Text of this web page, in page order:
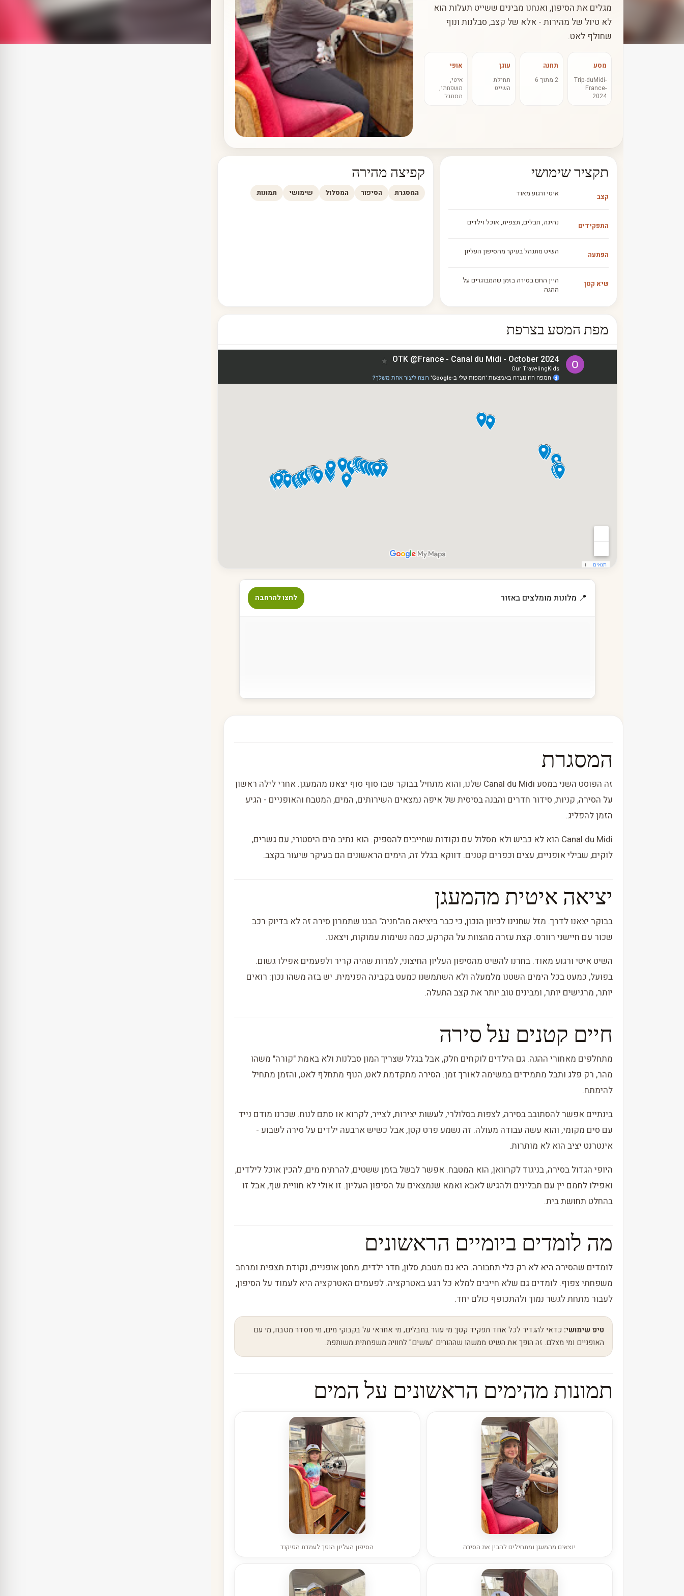
מגלים את הסיפון, ואנחנו מבינים ששייט תעלות הוא
לא טיול של מהירות - אלא של קצב, סבלנות ונוף
שחולף לאט.
מסע
Trip-duMidi-
France-
2024
תחנה
2 מתוך 6
עוגן
תחילת
השייט
אופי
איטי,
משפחתי,
מסתגל
תקציר שימושי
קצב איטי ורגוע מאוד
התפקידים נהיגה, חבלים, תצפית, אוכל וילדים
הפתעה השיט מתנהל בעיקר מהסיפון העליון
שיא קטן
היין החם בסירה בזמן שהמבוגרים על
ההגה
קפיצה מהירה
המסגרת הסיפור המסלול שימושי תמונות
מפת המסע בצרפת
📍 מלונות מומלצים באזור לחצו להרחבה
המסגרת
זה הפוסט השני במסע Canal du Midi שלנו, והוא מתחיל בבוקר שבו סוף סוף יצאנו מהמעגן. אחרי לילה ראשון
על הסירה, קניות, סידור חדרים והבנה בסיסית של איפה נמצאים השירותים, המים, המטבח והאופניים - הגיע
הזמן להפליג.
Canal du Midi הוא לא כביש ולא מסלול עם נקודות שחייבים להספיק. הוא נתיב מים היסטורי, עם גשרים,
לוקים, שבילי אופניים, עצים וכפרים קטנים. דווקא בגלל זה, הימים הראשונים הם בעיקר שיעור בקצב.
יציאה איטית מהמעגן
בבוקר יצאנו לדרך. מזל שחנינו לכיוון הנכון, כי כבר ביציאה מה"חניה" הבנו שתמרון סירה זה לא בדיוק רכב
שכור עם חיישני רוורס. קצת עזרה מהצוות על הקרקע, כמה נשימות עמוקות, ויצאנו.
השיט איטי ורגוע מאוד. בחרנו להשיט מהסיפון העליון החיצוני, למרות שהיה קריר ולפעמים אפילו גשום.
בפועל, כמעט בכל הימים השטנו מלמעלה ולא השתמשנו כמעט בקבינה הפנימית. יש בזה משהו נכון: רואים
יותר, מרגישים יותר, ומבינים טוב יותר את קצב התעלה.
חיים קטנים על סירה
מתחלפים מאחורי ההגה. גם הילדים לוקחים חלק, אבל בגלל שצריך המון סבלנות ולא באמת "קורה" משהו
מהר, רק פלג ותבל מתמידים במשימה לאורך זמן. הסירה מתקדמת לאט, הנוף מתחלף לאט, והזמן מתחיל
להימתח.
בינתיים אפשר להסתובב בסירה, לצפות בסלולרי, לעשות יצירות, לצייר, לקרוא או סתם לנוח. שכרנו מודם נייד
עם סים מקומי, והוא עשה עבודה מעולה. זה נשמע פרט קטן, אבל כשיש ארבעה ילדים על סירה לשבוע -
אינטרנט יציב הוא לא מותרות.
היופי הגדול בסירה, בניגוד לקרוואן, הוא המטבח. אפשר לבשל בזמן ששטים, להרתיח מים, להכין אוכל לילדים,
ואפילו לחמם יין עם תבלינים ולהגיש לאבא ואמא שנמצאים על הסיפון העליון. זו אולי לא חוויית שף, אבל זו
בהחלט תחושת בית.
מה לומדים ביומיים הראשונים
לומדים שהסירה היא לא רק כלי תחבורה. היא גם מטבח, סלון, חדר ילדים, מחסן אופניים, נקודת תצפית ומרחב
משפחתי צפוף. לומדים גם שלא חייבים למלא כל רגע באטרקציה. לפעמים האטרקציה היא לעמוד על הסיפון,
לעבור מתחת לגשר נמוך ולהתכופף כולם יחד.
טיפ שימושי: כדאי להגדיר לכל אחד תפקיד קטן: מי עוזר בחבלים, מי אחראי על בקבוקי מים, מי מסדר מטבח, מי עם
האופניים ומי מצלם. זה הופך את השיט ממשהו שההורים "עושים" לחוויה משפחתית משותפת.
תמונות מהימים הראשונים על המים
יוצאים מהמעגן ומתחילים להבין את הסירה הסיפון העליון הופך לעמדת הפיקוד